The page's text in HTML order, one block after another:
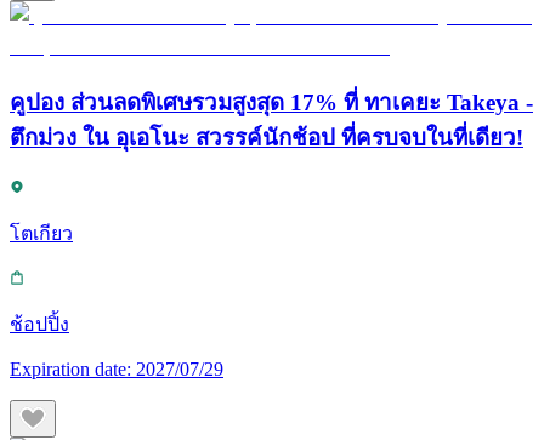
คูปอง ส่วนลดพิเศษรวมสูงสุด 17% ที่ ทาเคยะ Takeya -
ตึกม่วง ใน อุเอโนะ สวรรค์นักช้อป ที่ครบจบในที่เดียว!
โตเกียว
ช้อปปิ้ง
Expiration date: 2027/07/29